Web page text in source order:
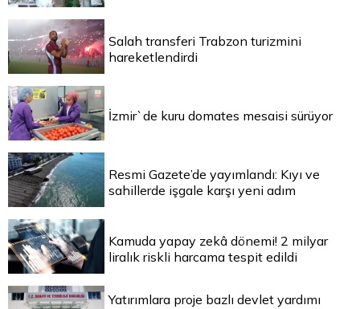
Salah transferi Trabzon turizmini
hareketlendirdi
İzmir`de kuru domates mesaisi sürüyor
Resmi Gazete’de yayımlandı: Kıyı ve
sahillerde işgale karşı yeni adım
Kamuda yapay zekâ dönemi! 2 milyar
liralık riskli harcama tespit edildi
Yatırımlara proje bazlı devlet yardımı